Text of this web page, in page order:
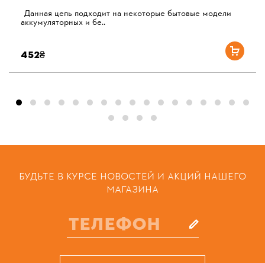
Данная цепь подходит на некоторые бытовые модели
аккумуляторных и бе..
452₴
БУДЬТЕ В КУРСЕ НОВОСТЕЙ И АКЦИЙ НАШЕГО
МАГАЗИНА